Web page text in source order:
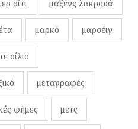
σίτι μαξένς λακρουά
μαρκό μαρσέιγ
σίλιο
μεταγραφές
φήμες μετς